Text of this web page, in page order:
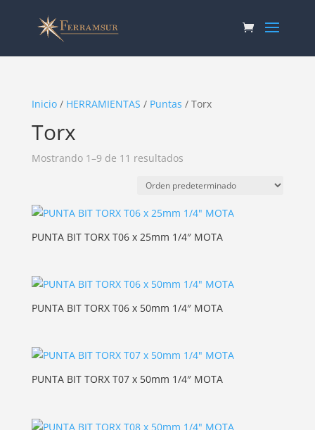
Inicio/ HERRAMIENTAS / Puntas / Torx
Torx
Mostrando 1–9 de 11 resultados
PUNTA BIT TORX T06 x 25mm 1/4″ MOTA
PUNTA BIT TORX T06 x 50mm 1/4″ MOTA
PUNTA BIT TORX T07 x 50mm 1/4″ MOTA